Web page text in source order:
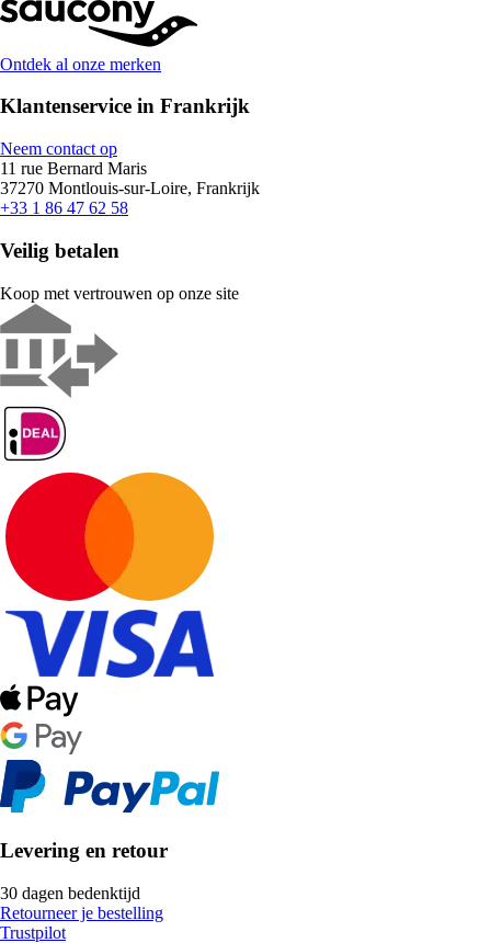
Ontdek al onze merken
Klantenservice in Frankrijk
Neem contact op
11 rue Bernard Maris
37270 Montlouis-sur-Loire, Frankrijk
+33 1 86 47 62 58
Veilig betalen
Koop met vertrouwen op onze site
Levering en retour
30 dagen bedenktijd
Retourneer je bestelling
Trustpilot